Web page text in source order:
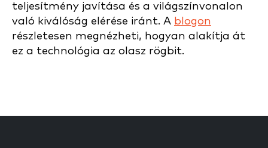
teljesítmény javítása és a világszínvonalon
való kiválóság elérése iránt. A blogon
részletesen megnézheti, hogyan alakítja át
ez a technológia az olasz rögbit.